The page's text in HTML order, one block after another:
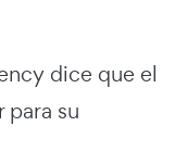
dice que el
su